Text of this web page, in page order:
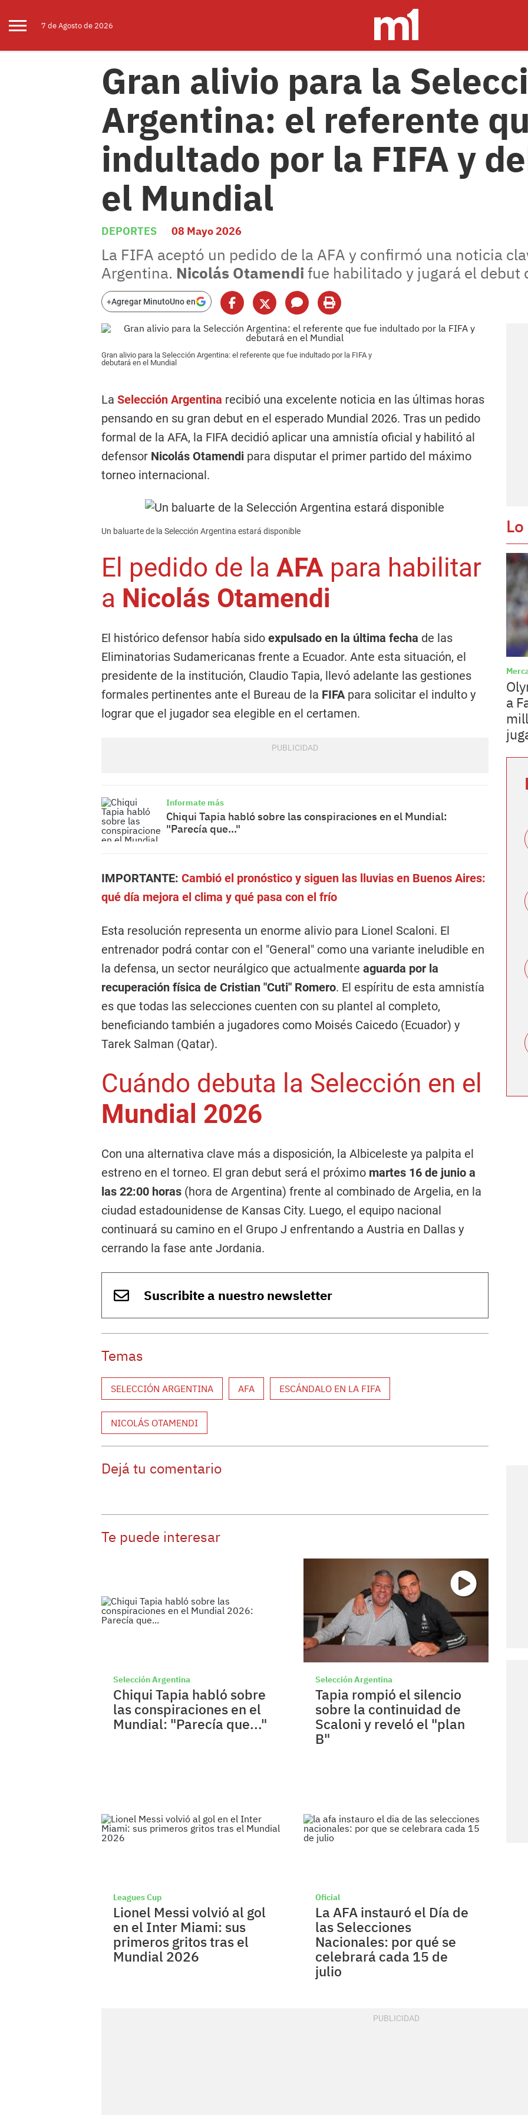
7 deAgostode 2026
Gran alivio para la
Argentina: el referente
indultado por la FIFA y
el Mundial
DEPORTES 08 Mayo 2026
La FIFA aceptó un pedido de la AFA y confirmó una noticia
Argentina. Nicolás Otamendi fue habilitado y jugará el debut
+Agregar MinutoUno en
Gran alivio para la Selección Argentina: el referente que fue indultado por la FIFA y
debutará en el Mundial
La Selección Argentina recibió una excelente noticia en las últimas horas
pensando en su gran debut en el esperado Mundial 2026. Tras un pedido
formal de la AFA, la FIFA decidió aplicar una amnistía oficial y habilitó al
defensor Nicolás Otamendi para disputar el primer partido del máximo
torneo internacional.
Un baluarte de la Selección Argentina estará disponible
El pedido de la AFA para habilitar
a Nicolás Otamendi
El histórico defensor había sido expulsado en la última fecha de las
Eliminatorias Sudamericanas frente a Ecuador. Ante esta situación, el
presidente de la institución, Claudio Tapia, llevó adelante las gestiones
formales pertinentes ante el Bureau de la FIFApara solicitar el indulto y
lograr que el jugador sea elegible en el certamen.
Informate más
Chiqui Tapia habló sobre las conspiraciones en el Mundial:
"Parecía que..."
IMPORTANTE: Cambió el pronóstico y siguen las lluvias en Buenos Aires:
qué día mejora el clima y qué pasa con el frío
Esta resolución representa un enorme alivio para Lionel Scaloni. El
entrenador podrá contar con el "General" como una variante ineludible en
la defensa, un sector neurálgico que actualmente aguarda por la
recuperación física de Cristian "Cuti" Romero. El espíritu de esta amnistía
es que todas las selecciones cuenten con su plantel al completo,
beneficiando también a jugadores como Moisés Caicedo (Ecuador) y
Tarek Salman (Qatar).
Cuándo debuta la Selección en el
Mundial 2026
Con una alternativa clave más a disposición, la Albiceleste ya palpita el
estreno en el torneo. El gran debut será el próximo martes 16 de junio a
las 22:00 horas (hora de Argentina) frente al combinado de Argelia, en la
ciudad estadounidense de Kansas City. Luego, el equipo nacional
continuará su camino en el Grupo J enfrentando a Austria en Dallas y
cerrando la fase ante Jordania.
Suscribite a nuestro newsletter
Temas
SELECCIÓN ARGENTINA AFA ESCÁNDALO EN LA FIFA
NICOLÁS OTAMENDI
Dejá tu comentario
Te puede interesar
Selección Argentina
Chiqui Tapia habló sobre
las conspiraciones en el
Mundial: "Parecía que..."
Selección Argentina
Tapia rompió el silencio
sobre la continuidad de
Scaloni y reveló el "plan
B"
Leagues Cup
Lionel Messi volvió al gol
en el Inter Miami: sus
primeros gritos tras el
Mundial 2026
Oficial
La AFA instauró el Día de
las Selecciones
Nacionales: por qué se
celebrará cada 15 de
julio
a